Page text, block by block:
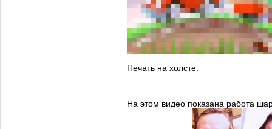
Печать на холсте:
На этом видео показана работа